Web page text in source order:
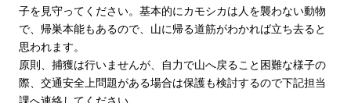
子を見守ってください。基本的にカモシカは人を襲わない動物
で、帰巣本能もあるので、山に帰る道筋がわかれば立ち去ると
思われます。
原則、捕獲は行いませんが、自力で山へ戻ること困難な様子の
際、交通安全上問題がある場合は保護も検討するので下記担当
課へ連絡してください。